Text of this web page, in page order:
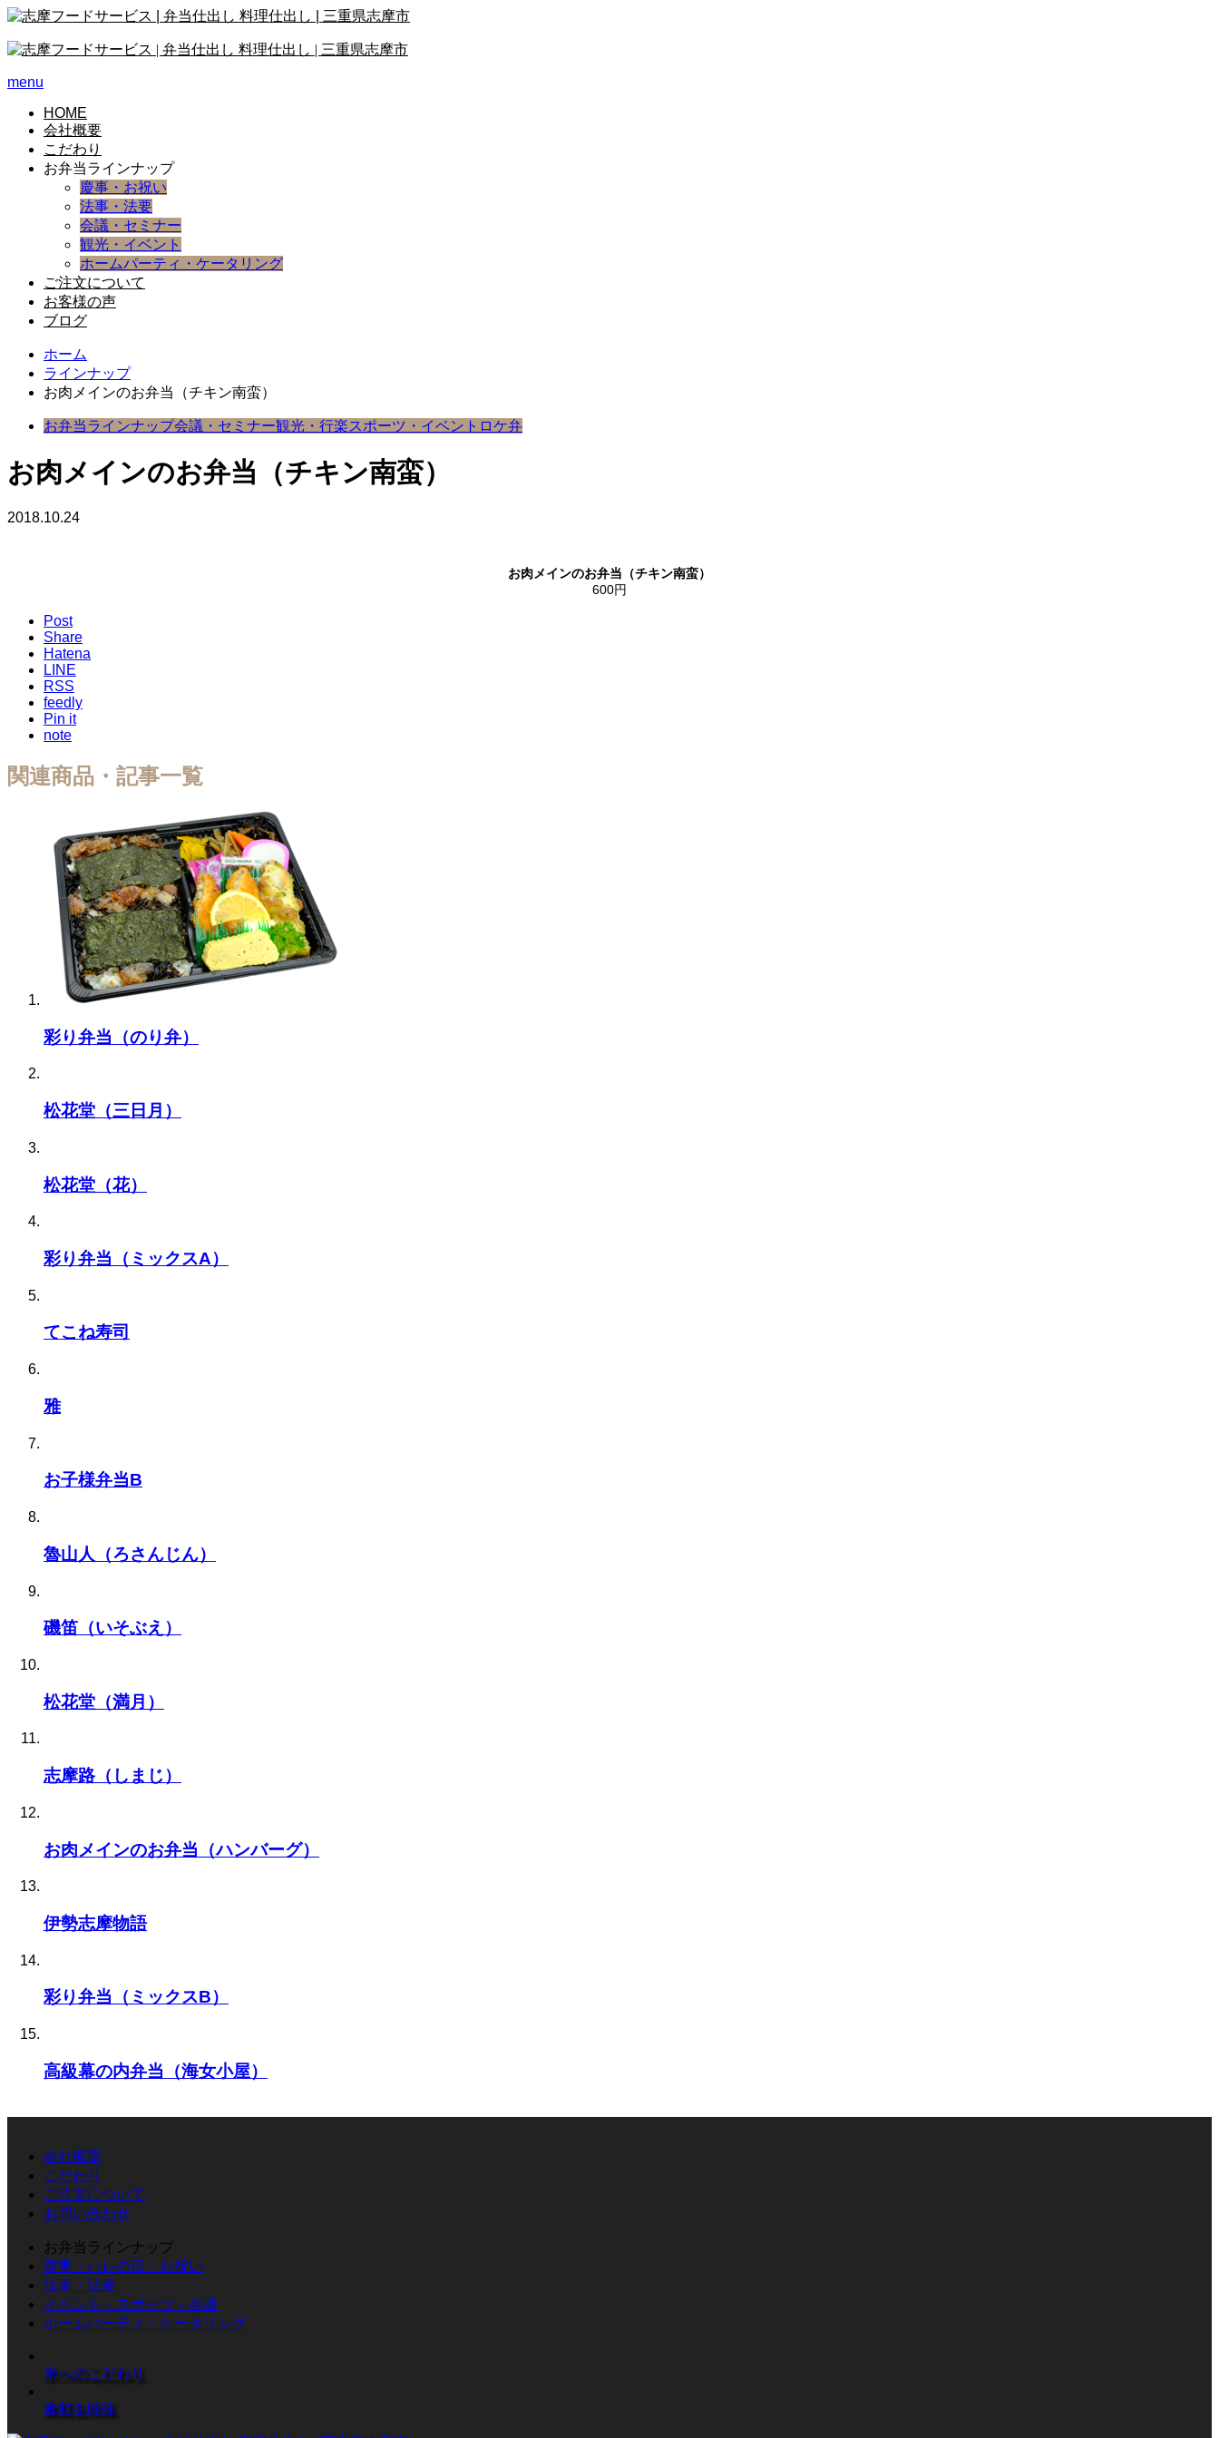
menu
HOME
会社概要
こだわり
お弁当ラインナップ
慶事・お祝い
法事・法要
会議・セミナー
観光・イベント
ホームパーティ・ケータリング
ご注文について
お客様の声
ブログ
ホーム
ラインナップ
お肉メインのお弁当（チキン南蛮）
お弁当ラインナップ会議・セミナー観光・行楽スポーツ・イベント ロケ弁
お肉メインのお弁当（チキン南蛮）
2018.10.24
お肉メインのお弁当（チキン南蛮）
600円
Post
Share
Hatena
LINE
RSS
feedly
Pin it
note
関連商品・記事一覧
彩り弁当（のり弁）
松花堂（三日月）
松花堂（花）
彩り弁当（ミックスA）
てこね寿司
雅
お子様弁当B
魯山人（ろさんじん）
磯笛（いそぶえ）
松花堂（満月）
志摩路（しまじ）
お肉メインのお弁当（ハンバーグ）
伊勢志摩物語
彩り弁当（ミックスB）
高級幕の内弁当（海女小屋）
会社概要
こだわり
ご注文について
お問い合わせ
お弁当ラインナップ
慶事・ハレの日・お祝い
法事・法要
イベント・スポーツ・会議
ホームパーティ・ケータリング
米へのこだわり
食材を吟味